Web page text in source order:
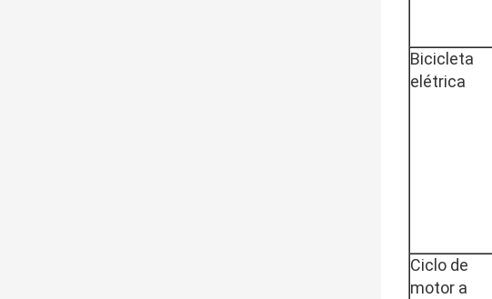
Bicicleta
elétrica
Ciclo de
motor a